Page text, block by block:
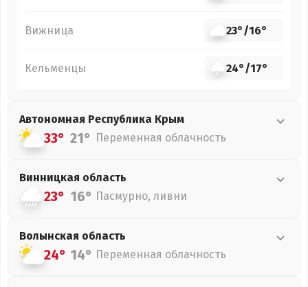
Вижница 23°/16°
Кельменцы 24°/17°
Автономная Республика Крым
33° 21° Переменная облачность
Винницкая область
23° 16° Пасмурно, ливни
Волынская область
24° 14° Переменная облачность